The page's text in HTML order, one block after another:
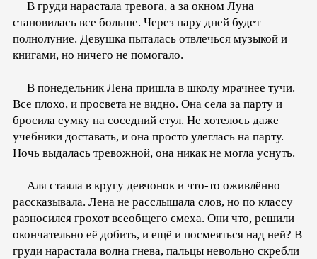
В груди нарастала тревога, а за окном Луна
становилась все больше. Через пару дней будет
полнолуние. Девушка пыталась отвлечься музыкой и
книгами, но ничего не помогало.
В понедельник Лена пришла в школу мрачнее тучи.
Все плохо, и просвета не видно. Она села за парту и
бросила сумку на соседний стул. Не хотелось даже
учебники доставать, и она просто улеглась на парту.
Ночь выдалась тревожной, она никак не могла уснуть.
Аля стаяла в кругу девчонок и что-то оживлённо
рассказывала. Лена не расслышала слов, но по классу
разносился грохот всеобщего смеха. Они что, решили
окончательно её добить, и ещё и посмеяться над ней? В
груди нарастала волна гнева, пальцы невольно скребли